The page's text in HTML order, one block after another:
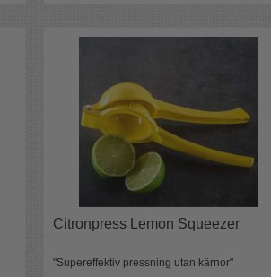
Citronpress Lemon Squeezer
"Supereffektiv pressning utan kärnor"